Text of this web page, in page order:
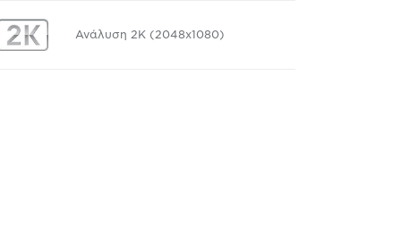
Ανάλυση 2K (2048x1080)